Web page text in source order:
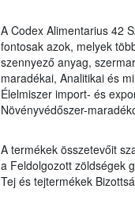
A Codex Alimentarius 42
fontosak azok, melyek
szennyező anyag,
maradékai, Analitikai és
Élelmiszer import- és
Növényvédőszer-
A termékek összetevőit
a Feldolgozott zöldségek
Tej és tejtermékek